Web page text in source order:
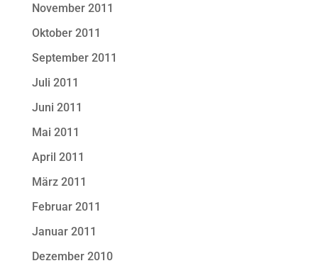
November 2011
Oktober 2011
September 2011
Juli 2011
Juni 2011
Mai 2011
April 2011
März 2011
Februar 2011
Januar 2011
Dezember 2010